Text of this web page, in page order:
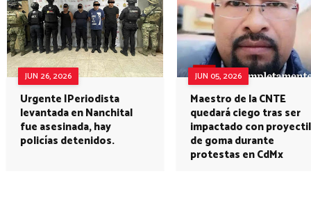
JUN 26, 2026
Urgente |Periodista
levantada en Nanchital
fue asesinada, hay
policías detenidos.
JUN 05, 2026
Maestro de la CNTE
quedará ciego tras ser
impactado con proyectil
de goma durante
protestas en CdMx